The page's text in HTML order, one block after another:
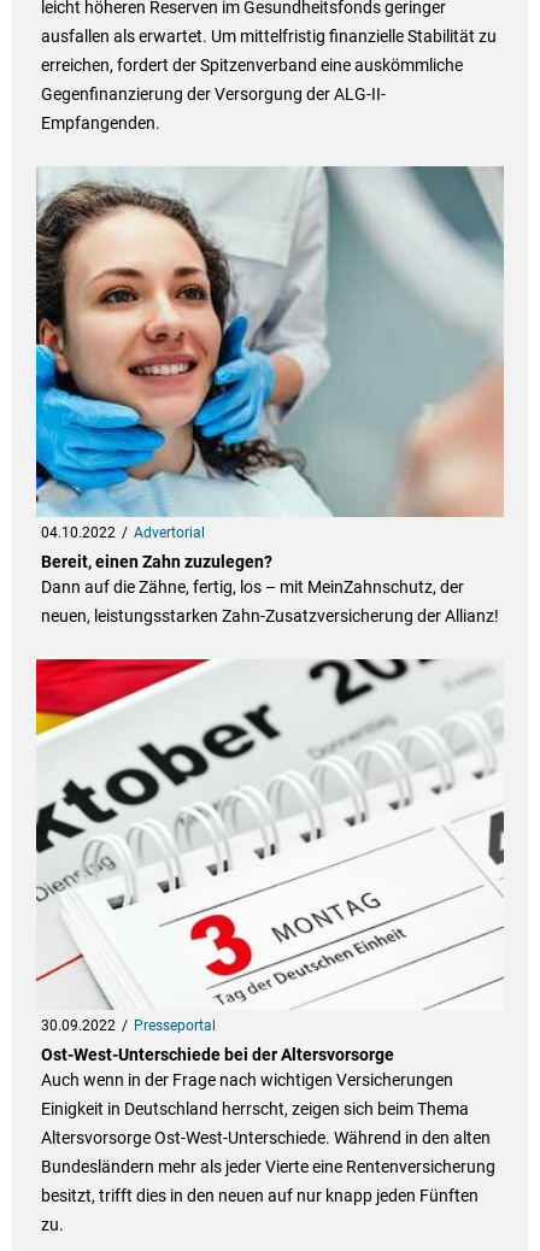
leicht höheren Reserven im Gesundheitsfonds geringer
ausfallen als erwartet. Um mittelfristig finanzielle Stabilität zu
erreichen, fordert der Spitzenverband eine auskömmliche
Gegenfinanzierung der Versorgung der ALG-II-
Empfangenden.
04.10.2022 Advertorial
Bereit, einen Zahn zuzulegen?
Dann auf die Zähne, fertig, los – mit MeinZahnschutz, der
neuen, leistungsstarken Zahn-Zusatzversicherung der Allianz!
30.09.2022 Presseportal
Ost-West-Unterschiede bei der Altersvorsorge
Auch wenn in der Frage nach wichtigen Versicherungen
Einigkeit in Deutschland herrscht, zeigen sich beim Thema
Altersvorsorge Ost-West-Unterschiede. Während in den alten
Bundesländern mehr als jeder Vierte eine Rentenversicherung
besitzt, trifft dies in den neuen auf nur knapp jeden Fünften
zu.